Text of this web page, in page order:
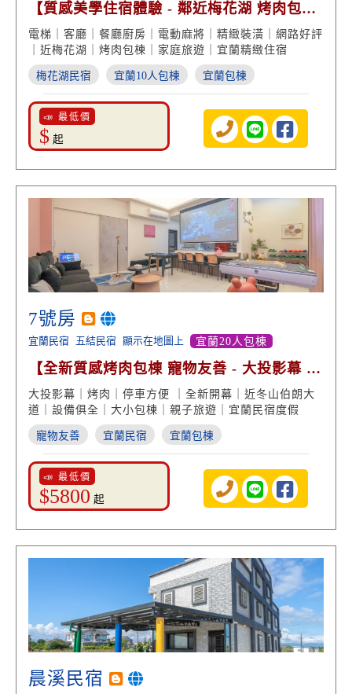
【質感美學住宿體驗 - 鄰近梅花湖 烤肉包棟
網路好評】
電梯｜客廳｜餐廳廚房｜電動麻將｜精緻裝潢｜網路好評
｜近梅花湖｜烤肉包棟｜家庭旅遊｜宜蘭精緻住宿
梅花湖民宿 宜蘭10人包棟 宜蘭包棟
📣 最低價
$ 起
7號房
宜蘭民宿 五結民宿 顯示在地圖上 宜蘭20人包棟
【全新質感烤肉包棟 寵物友善 - 大投影幕 戲
水 設備俱全】
大投影幕｜烤肉｜停車方便 ｜全新開幕｜近冬山伯朗大
道｜設備俱全｜大小包棟｜親子旅遊｜宜蘭民宿度假
寵物友善 宜蘭民宿 宜蘭包棟
📣 最低價
$5800 起
晨溪民宿